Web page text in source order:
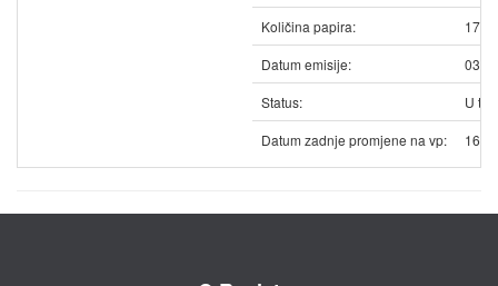
Količina papira:
Datum emisije:
Status:
U
Datum zadnje promjene na vp: